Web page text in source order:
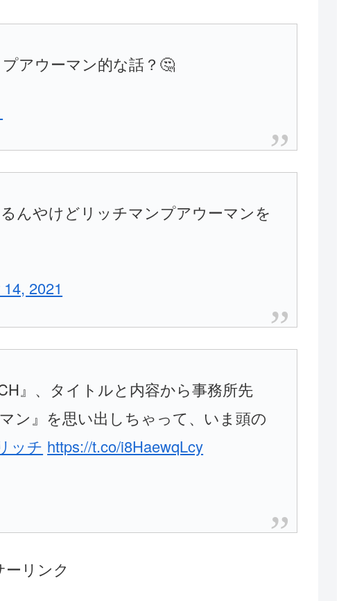
アウーマン的な話？🤔
んやけどリッチマンプアウーマンを
2021
』、タイトルと内容から事務所先
ン』を思い出しちゃって、いま頭の
ッチ https://t.co/i8HaewqLcy
リンク